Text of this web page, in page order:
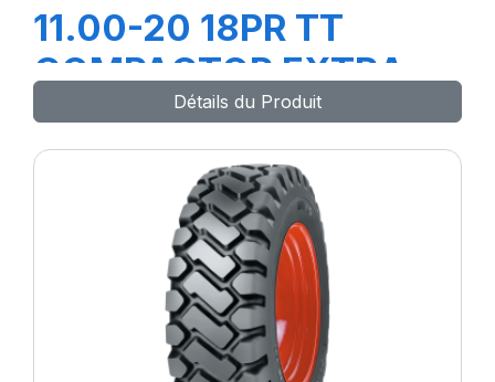
11.00-20 18PR TT
COMPACTOR EXTRA
Détails du Produit